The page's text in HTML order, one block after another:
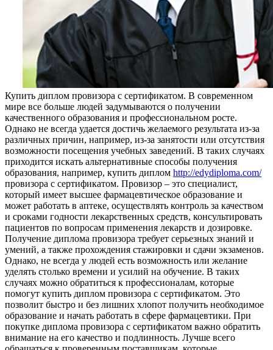
Купить диплoм прoвизoрa с сeртификaтoм. В современном
мире все больше людей задумываются о получении
качественного образования и профессиональном росте.
Однако не всегда удается достичь желаемого результата из-за
различных причин, например, из-за занятости или отсутствия
возможности посещения учебных заведений. В таких случаях
приходится искать альтернативные способы получения
образования, например, купить диплом http://edydiploma.com/
провизора с сертификатом. Провизор – это специалист,
который имеет высшее фармацевтическое образование и
может работать в аптеке, осуществлять контроль за качеством
и сроками годности лекарственных средств, консультировать
пациентов по вопросам применения лекарств и дозировке.
Получение диплома провизора требует серьезных знаний и
умений, а также прохождения стажировки и сдачи экзаменов.
Однако, не всегда у людей есть возможность или желание
уделять столько времени и усилий на обучение. В таких
случаях можно обратиться к профессионалам, которые
помогут купить диплом провизора с сертификатом. Это
позволит быстро и без лишних хлопот получить необходимое
образование и начать работать в сфере фармацевтики. При
покупке диплома провизора с сертификатом важно обратить
внимание на его качество и подлинность. Лучше всего